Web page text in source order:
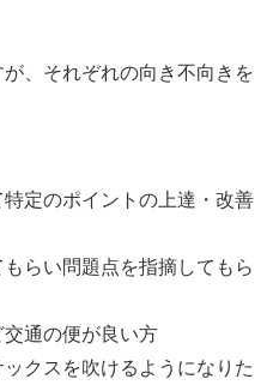
、それぞれの向き不向きを
定のポイントの上達・改善
らい問題点を指摘してもら
交通の便が良い方
クスを吹けるようになりた